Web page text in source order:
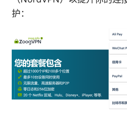
护：